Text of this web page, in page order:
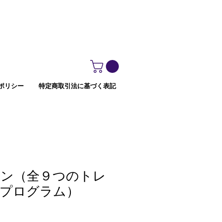
リシー 特定商取引法に基づく表記
（​​全９つのトレ
ログラム）